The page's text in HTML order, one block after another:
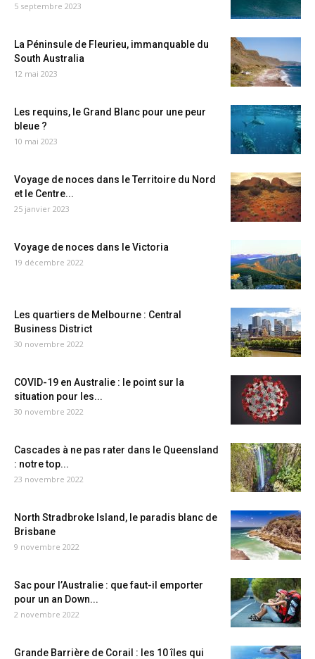
5 septembre 2023
La Péninsule de Fleurieu, immanquable du
South Australia
12 mai 2023
Les requins, le Grand Blanc pour une peur
bleue ?
10 mai 2023
Voyage de noces dans le Territoire du Nord
et le Centre...
25 janvier 2023
Voyage de noces dans le Victoria
19 décembre 2022
Les quartiers de Melbourne : Central
Business District
30 novembre 2022
COVID-19 en Australie : le point sur la
situation pour les...
30 novembre 2022
Cascades à ne pas rater dans le Queensland
: notre top...
23 novembre 2022
North Stradbroke Island, le paradis blanc de
Brisbane
9 novembre 2022
Sac pour l’Australie : que faut-il emporter
pour un an Down...
2 novembre 2022
Grande Barrière de Corail : les 10 îles qui